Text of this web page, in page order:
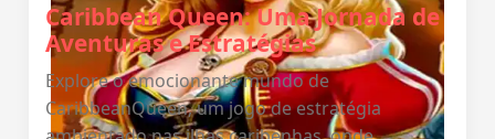
Caribbean Queen: Uma Jornada de
Aventuras e Estratégias
Explore o emocionante mundo de
CaribbeanQueen, um jogo de estratégia